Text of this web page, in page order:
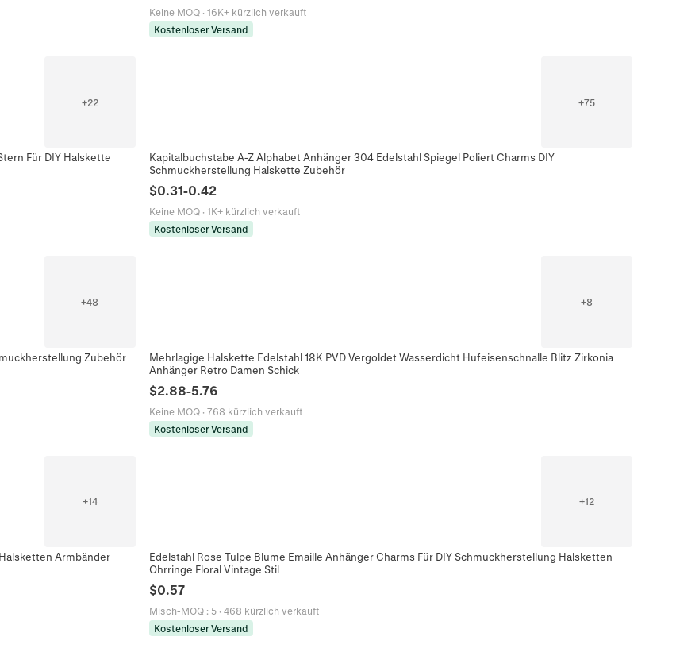
Keine MOQ · 16K+ kürzlich verkauft
Kostenloser Versand
+22
Für DIY Halskette
+75
Kapitalbuchstabe A-Z Alphabet Anhänger 304 Edelstahl Spiegel Poliert Charms DIY
Schmuckherstellung Halskette Zubehör
$0.31-0.42
Keine MOQ · 1K+ kürzlich verkauft
Kostenloser Versand
+48
Zubehör
+8
Mehrlagige Halskette Edelstahl 18K PVD Vergoldet Wasserdicht Hufeisenschnalle Blitz Zirkonia
Anhänger Retro Damen Schick
$2.88-5.76
Keine MOQ · 768 kürzlich verkauft
Kostenloser Versand
+14
Armbänder
+12
Edelstahl Rose Tulpe Blume Emaille Anhänger Charms Für DIY Schmuckherstellung Halsketten
Ohrringe Floral Vintage Stil
$0.57
Misch-MOQ : 5 · 468 kürzlich verkauft
Kostenloser Versand